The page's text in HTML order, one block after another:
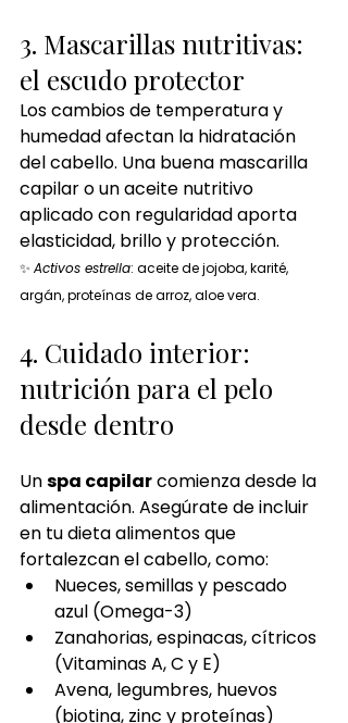
3. Mascarillas nutritivas:
el escudo protector
Los cambios de temperatura y
humedad afectan la hidratación
del cabello. Una buena mascarilla
capilar o un aceite nutritivo
aplicado con regularidad aporta
elasticidad, brillo y protección.
✨ Activos estrella: aceite de jojoba, karité,
argán, proteínas de arroz, aloe vera.
4. Cuidado interior:
nutrición para el pelo
desde dentro
Un spa capilar comienza desde la
alimentación. Asegúrate de incluir
en tu dieta alimentos que
fortalezcan el cabello, como:
Nueces, semillas y pescado
azul (Omega-3)
Zanahorias, espinacas, cítricos
(Vitaminas A, C y E)
Avena, legumbres, huevos
(biotina, zinc y proteínas)